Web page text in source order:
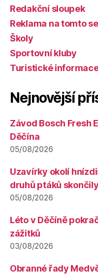
Redakční sloupek
Reklama na tomto
Školy
Sportovní kluby
Turistické
Nejnovější
Závod Bosch Fresh
Děčína
05/08/2026
Uzavírky okolí
druhů ptáků
05/08/2026
Léto v Děčíně
zážitků
03/08/2026
Obranné řady